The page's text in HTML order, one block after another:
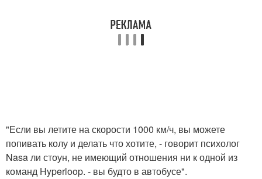
"Если вы летите на скорости 1000 км/ч, вы можете
попивать колу и делать что хотите, - говорит психолог
Nasa ли стоун, не имеющий отношения ни к одной из
команд Hyperloop. - вы будто в автобусе".